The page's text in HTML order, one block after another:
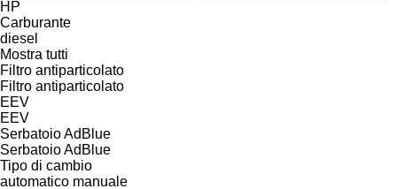
HP
Carburante
diesel
Mostra tutti
Filtro antiparticolato
Filtro antiparticolato
EEV
EEV
Serbatoio AdBlue
Serbatoio AdBlue
Tipo di cambio
automatico manuale